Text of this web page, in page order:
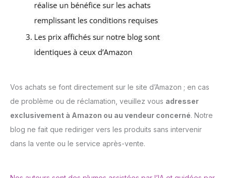
Vos achats se font directement sur le site d’Amazon ; en cas
de problème ou de réclamation, veuillez vous adresser
exclusivement à Amazon ou au vendeur concerné. Notre
blog ne fait que rediriger vers les produits sans intervenir
dans la vente ou le service après-vente.